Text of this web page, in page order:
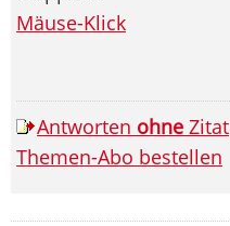
Mäuse-Klick
Antworten ohne Zitat
Themen-Abo bestellen